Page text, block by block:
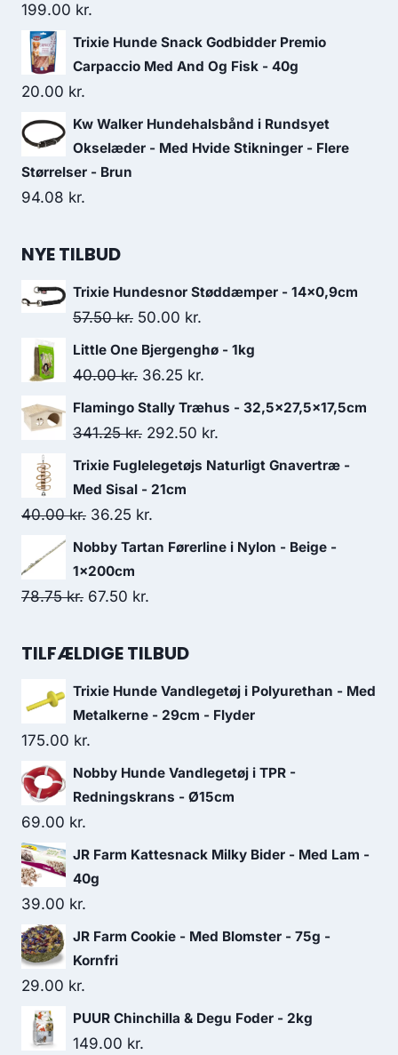
199.00 kr.
Trixie Hunde Snack Godbidder Premio
Carpaccio Med And Og Fisk - 40g
20.00 kr.
Kw Walker Hundehalsbånd i Rundsyet
Okselæder - Med Hvide Stikninger - Flere
Størrelser - Brun
94.08 kr.
NYE TILBUD
Trixie Hundesnor Støddæmper - 14x0,9cm
57.50kr. Den
oprindelige
pris
57.50 kr..
50.00 kr.
aktuelle
50.00 kr..
Little One Bjergenghø - 1kg
40.00kr. Den
oprindelige
pris
40.00 kr..
36.25 kr.
aktuelle
pris
Flamingo Stally Træhus - 32,5x27,5x17,5cm
341.25kr. Den
oprindelige
pris
var:
341.25 kr..
292.50 kr.
aktuelle
292.50 kr..
Trixie Fuglelegetøjs Naturligt Gnavertræ -
Med Sisal - 21cm
40.00kr. Den
oprindelige
pris
var:
36.25 kr.
aktuelle
Nobby Tartan Førerline i Nylon - Beige -
1x200cm
78.75kr. Den
pris
78.75 kr..
67.50 kr.
pris
67.50 kr..
TILFÆLDIGE TILBUD
Trixie Hunde Vandlegetøj i Polyurethan - Med
Metalkerne - 29cm - Flyder
175.00 kr.
Nobby Hunde Vandlegetøj i TPR -
Redningskrans - Ø15cm
69.00 kr.
JR Farm Kattesnack Milky Bider - Med Lam -
40g
39.00 kr.
JR Farm Cookie - Med Blomster - 75g -
Kornfri
29.00 kr.
PUUR Chinchilla & Degu Foder - 2kg
149.00 kr.